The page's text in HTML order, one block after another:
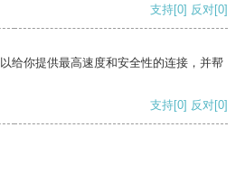
支持[0] 反对[0]
给你提供最高速度和安全性的连接，并帮
支持[0] 反对[0]